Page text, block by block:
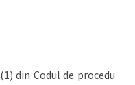
din Codul de procedură